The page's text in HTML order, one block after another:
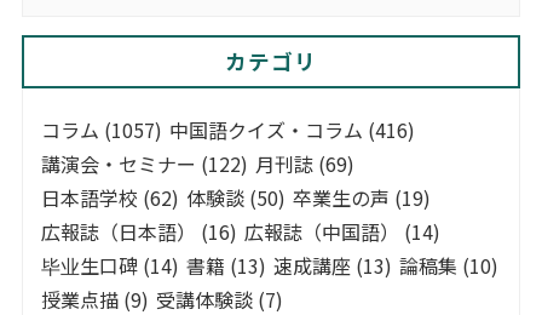
カテゴリ
コラム (1057) 中国語クイズ・コラム (416)
講演会・セミナー (122) 月刊誌 (69)
日本語学校 (62) 体験談 (50) 卒業生の声 (19)
広報誌（日本語） (16) 広報誌（中国語） (14)
毕业生口碑 (14) 書籍 (13) 速成講座 (13) 論稿集 (10)
授業点描 (9) 受講体験談 (7)